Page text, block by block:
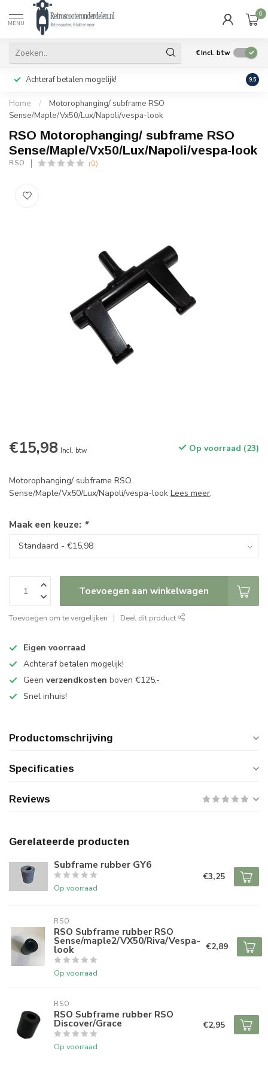
MENU
0
€Incl. btw
Achteraf betalen mogelijk! Geen
9.5
Home /
Motorophanging/ subframe RSO
Sense/Maple/Vx50/Lux/Napoli/vespa-look
RSO Motorophanging/ subframe RSO
Sense/Maple/Vx50/Lux/Napoli/vespa-look
RSO (0)
€15,98 Incl. btw Op voorraad (23)
Motorophanging/ subframe RSO
Sense/Maple/Vx50/Lux/Napoli/vespa-look Lees meer.
Maak een keuze: *
Toevoegen aan winkelwagen
Toevoegen om te vergelijken Deel dit product
Eigen voorraad
Achteraf betalen mogelijk!
Geen verzendkosten boven €125,-
Snel inhuis!
Productomschrijving
Specificaties
Reviews
Gerelateerde producten
Subframe rubber GY6
Op voorraad
€3,25
RSO
RSO Subframe rubber RSO
Sense/maple2/VX50/Riva/Vespa-
look
Op voorraad
€2,89
RSO
RSO Subframe rubber RSO
Discover/Grace
Op voorraad
€2,95